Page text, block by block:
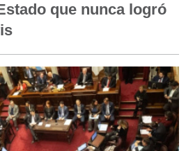
que nunca logró